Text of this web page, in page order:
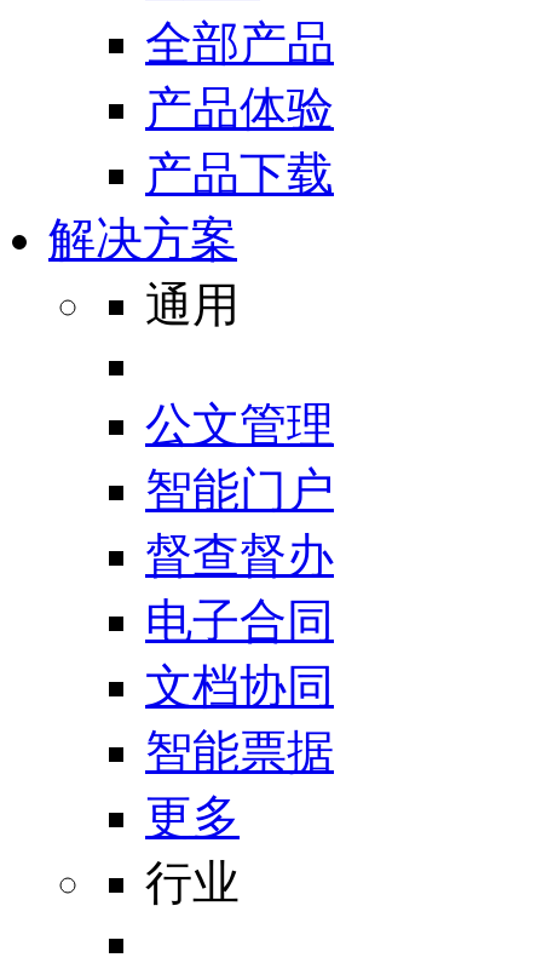
全部产品
产品体验
产品下载
解决方案
通用
公文管理
智能门户
督查督办
电子合同
文档协同
智能票据
更多
行业